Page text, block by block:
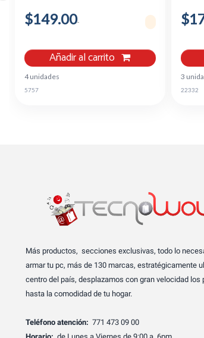
$149.00
Añadir al carrito
4 unidades
5757
3
22332
Más productos, secciones exclusivas, todo lo
armar tu pc, más de 130 marcas, estratégicamente
centro del país, desplazamos con gran velocidad los
hasta la comodidad de tu hogar.
Teléfono atención: 771 473 09 00